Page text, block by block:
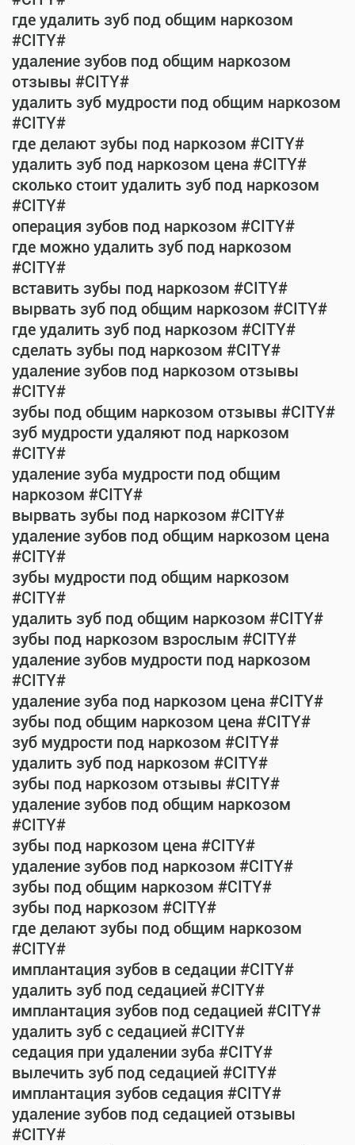
где удалить зуб под общим наркозом
#CITY#
удаление зубов под общим наркозом
отзывы #CITY#
удалить зуб мудрости под общим наркозом
#CITY#
где делают зубы под наркозом #CITY#
удалить зуб под наркозом цена #CITY#
сколько стоит удалить зуб под наркозом
#CITY#
операция зубов под наркозом #CITY#
где можно удалить зуб под наркозом
#CITY#
вставить зубы под наркозом #CITY#
вырвать зуб под общим наркозом #CITY#
где удалить зуб под наркозом #CITY#
сделать зубы под наркозом #CITY#
удаление зубов под наркозом отзывы
#CITY#
зубы под общим наркозом отзывы #CITY#
зуб мудрости удаляют под наркозом
#CITY#
удаление зуба мудрости под общим
наркозом #CITY#
вырвать зубы под наркозом #CITY#
удаление зубов под общим наркозом цена
#CITY#
зубы мудрости под общим наркозом
#CITY#
удалить зуб под общим наркозом #CITY#
зубы под наркозом взрослым #CITY#
удаление зубов мудрости под наркозом
#CITY#
удаление зуба под наркозом цена #CITY#
зубы под общим наркозом цена #CITY#
зуб мудрости под наркозом #CITY#
удалить зуб под наркозом #CITY#
зубы под наркозом отзывы #CITY#
удаление зубов под общим наркозом
#CITY#
зубы под наркозом цена #CITY#
удаление зубов под наркозом #CITY#
зубы под общим наркозом #CITY#
зубы под наркозом #CITY#
где делают зубы под общим наркозом
#CITY#
имплантация зубов в седации #CITY#
удалить зуб под седацией #CITY#
имплантация зубов под седацией #CITY#
удалить зуб с седацией #CITY#
седация при удалении зуба #CITY#
вылечить зуб под седацией #CITY#
имплантация зубов седация #CITY#
удаление зубов под седацией отзывы
#CITY#